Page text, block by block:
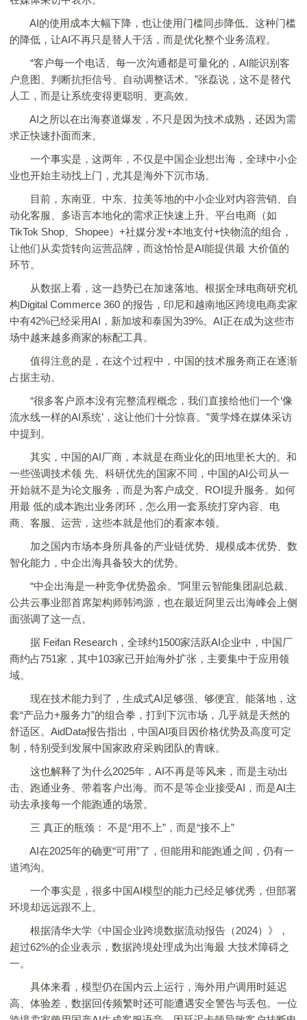
AI的使用成本大幅下降，也让使用门槛同步降低。这种门槛
的降低，让AI不再只是替人干活，而是优化整个业务流程。
“客户每一个电话、每一次沟通都是可量化的，AI能识别客
户意图、判断抗拒信号、自动调整话术。”张磊说，这不是替代
人工，而是让系统变得更聪明、更高效。
AI之所以在出海赛道爆发，不只是因为技术成熟，还因为需
求正快速扑面而来。
一个事实是，这两年，不仅是中国企业想出海，全球中小企
业也开始主动找上门，尤其是海外下沉市场。
目前，东南亚、中东、拉美等地的中小企业对内容营销、自
动化客服、多语言本地化的需求正快速上升。平台电商（如
TikTok Shop、Shopee）+社媒分发+本地支付+快物流的组合，
让他们从卖货转向运营品牌，而这恰恰是AI能提供最 大价值的
环节。
从数据上看，这一趋势已在加速落地。根据全球电商研究机
构Digital Commerce 360 的报告，印尼和越南地区跨境电商卖家
中有42%已经采用AI，新加坡和泰国为39%。AI正在成为这些市
场中越来越多商家的标配工具。
值得注意的是，在这个过程中，中国的技术服务商正在逐渐
占据主动。
“很多客户原本没有完整流程概念，我们直接给他们一个‘像
流水线一样的AI系统’，这让他们十分惊喜。”黄学烽在媒体采访
中提到。
其实，中国的AI厂商，本就是在商业化的田地里长大的。和
一些强调技术领 先、科研优先的国家不同，中国的AI公司从一
开始就不是为论文服务，而是为客户成交、ROI提升服务。如何
用最 低的成本跑出业务闭环，怎么用一套系统打穿内容、电
商、客服、运营，这些本就是他们的看家本领。
加之国内市场本身所具备的产业链优势、规模成本优势、数
智化能力，中企出海具备较大的优势。
“中企出海是一种竞争优势盈余。”阿里云智能集团副总裁、
公共云事业部首席架构师韩鸿源，也在最近阿里云出海峰会上侧
面强调了这一点。
据 Feifan Research，全球约1500家活跃AI企业中，中国厂
商约占751家，其中103家已开始海外扩张，主要集中于应用领
域。
现在技术能力到了，生成式AI足够强、够便宜、能落地，这
套“产品力+服务力”的组合拳，打到下沉市场，几乎就是天然的
舒适区。AidData报告指出，中国AI项目因价格优势及高度可定
制，特别受到发展中国家政府采购团队的青睐。
这也解释了为什么2025年，AI不再是等风来，而是主动出
击、跑通业务、带着客户出海。而不是等企业接受AI，而是AI主
动去承接每一个能跑通的场景。
三 真正的瓶颈： 不是“用不上”，而是“接不上”
AI在2025年的确更“可用”了，但能用和能跑通之间，仍有一
道鸿沟。
一个事实是，很多中国AI模型的能力已经足够优秀，但部署
环境却远远跟不上。
根据清华大学《中国企业跨境数据流动报告（2024）》，
超过62%的企业表示，数据跨境处理成为出海最 大技术障碍之
一。
具体来看，模型仍在国内云上运行，海外用户调用时延迟
高、体验差，数据回传频繁时还可能遭遇安全警告与丢包。一位